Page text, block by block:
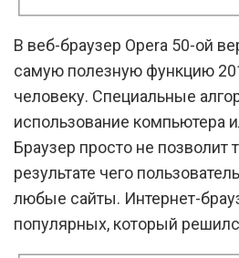
В веб-браузер Opera 50-ой
самую полезную функцию
человеку. Специальные
использование компьютера
Браузер просто не позволит
результате чего
любые сайты. Интернет-
популярных, который